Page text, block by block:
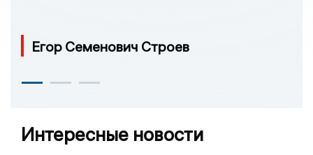
Егор Семенович Строев
Интересные новости